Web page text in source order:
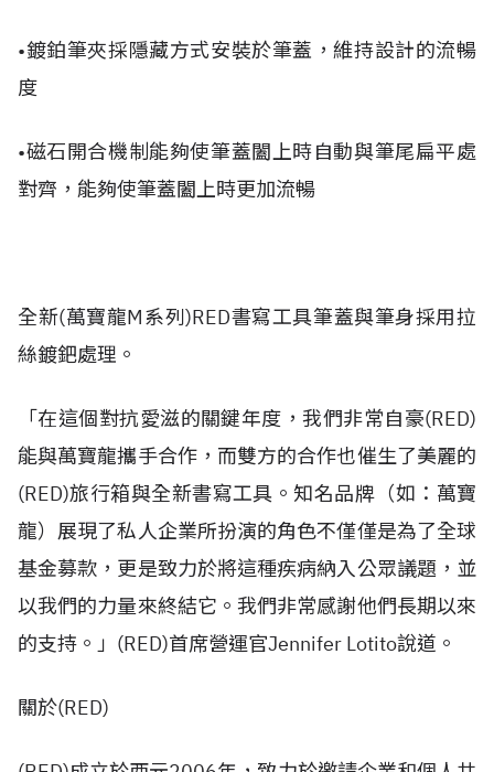
•鍍鉑筆夾採隱藏方式安裝於筆蓋，維持設計的流暢
度
•磁石開合機制能夠使筆蓋闔上時自動與筆尾扁平處
對齊，能夠使筆蓋闔上時更加流暢
全新(萬寶龍M系列)RED書寫工具筆蓋與筆身採用拉
絲鍍鈀處理。
「在這個對抗愛滋的關鍵年度，我們非常自豪(RED)
能與萬寶龍攜手合作，而雙方的合作也催生了美麗的
(RED)旅行箱與全新書寫工具。知名品牌（如：萬寶
龍）展現了私人企業所扮演的角色不僅僅是為了全球
基金募款，更是致力於將這種疾病納入公眾議題，並
以我們的力量來終結它。我們非常感謝他們長期以來
的支持。」(RED)首席營運官Jennifer Lotito說道。
關於(RED)